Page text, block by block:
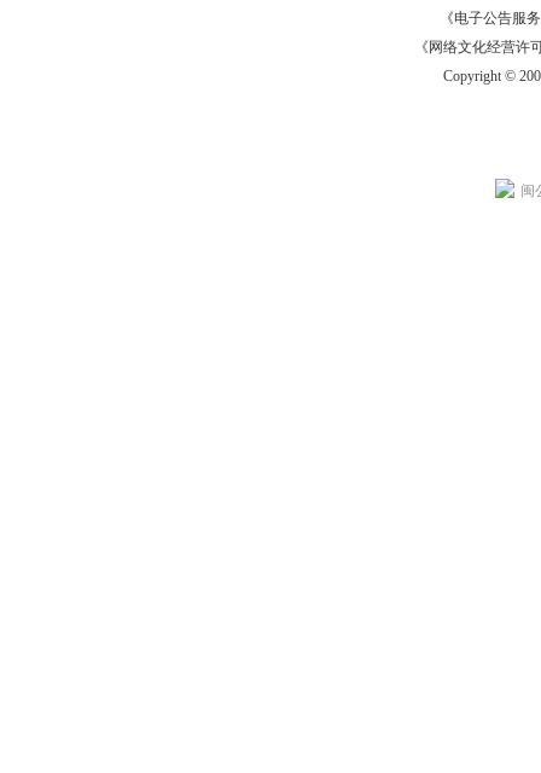
《电子公告服务
《网络文化经营许
Copyright ©
闽